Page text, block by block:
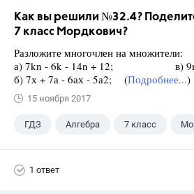
Как вы решили №32.4?
7 класс Мордкович?
Разложите многочлен на множители:
а) 7kn - 6k - 14n + 12; в) 9m2
б) 7х + 7а - 6ах - 5а2; (Подробнее...)
15 ноября 2017
ГДЗ Алгебра 7 класс
1 ответ